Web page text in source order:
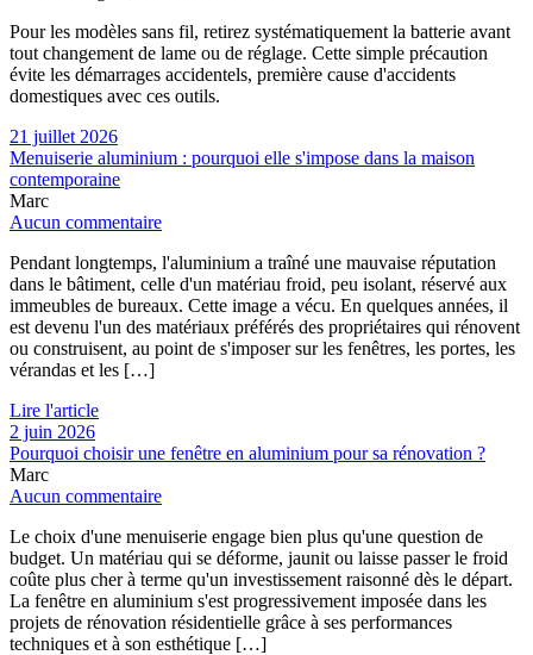
Pour les modèles sans fil, retirez systématiquement la batterie avant
tout changement de lame ou de réglage. Cette simple précaution
évite les démarrages accidentels, première cause d'accidents
domestiques avec ces outils.
21 juillet 2026
Menuiserie aluminium : pourquoi elle s'impose dans la maison
contemporaine
Marc
Aucun commentaire
Pendant longtemps, l'aluminium a traîné une mauvaise réputation
dans le bâtiment, celle d'un matériau froid, peu isolant, réservé aux
immeubles de bureaux. Cette image a vécu. En quelques années, il
est devenu l'un des matériaux préférés des propriétaires qui rénovent
ou construisent, au point de s'imposer sur les fenêtres, les portes, les
vérandas et les […]
Lire l'article
2 juin 2026
Pourquoi choisir une fenêtre en aluminium pour sa rénovation ?
Marc
Aucun commentaire
Le choix d'une menuiserie engage bien plus qu'une question de
budget. Un matériau qui se déforme, jaunit ou laisse passer le froid
coûte plus cher à terme qu'un investissement raisonné dès le départ.
La fenêtre en aluminium s'est progressivement imposée dans les
projets de rénovation résidentielle grâce à ses performances
techniques et à son esthétique […]